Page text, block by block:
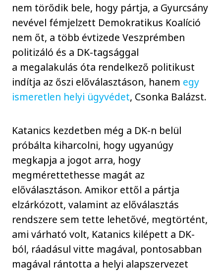
nem törődik bele, hogy pártja, a Gyurcsány
nevével fémjelzett Demokratikus Koalíció
nem őt, a több évtizede Veszprémben
politizáló és a DK-tagsággal
a megalakulás óta rendelkező politikust
indítja az őszi előválasztáson, hanem egy
ismeretlen helyi ügyvédet, Csonka Balázst.
Katanics kezdetben még a DK-n belül
próbálta kiharcolni, hogy ugyanúgy
megkapja a jogot arra, hogy
megmérettethesse magát az
előválasztáson. Amikor ettől a pártja
elzárkózott, valamint az előválasztás
rendszere sem tette lehetővé, megtörtént,
ami várható volt, Katanics kilépett a DK-
ból, ráadásul vitte magával, pontosabban
magával rántotta a helyi alapszervezet